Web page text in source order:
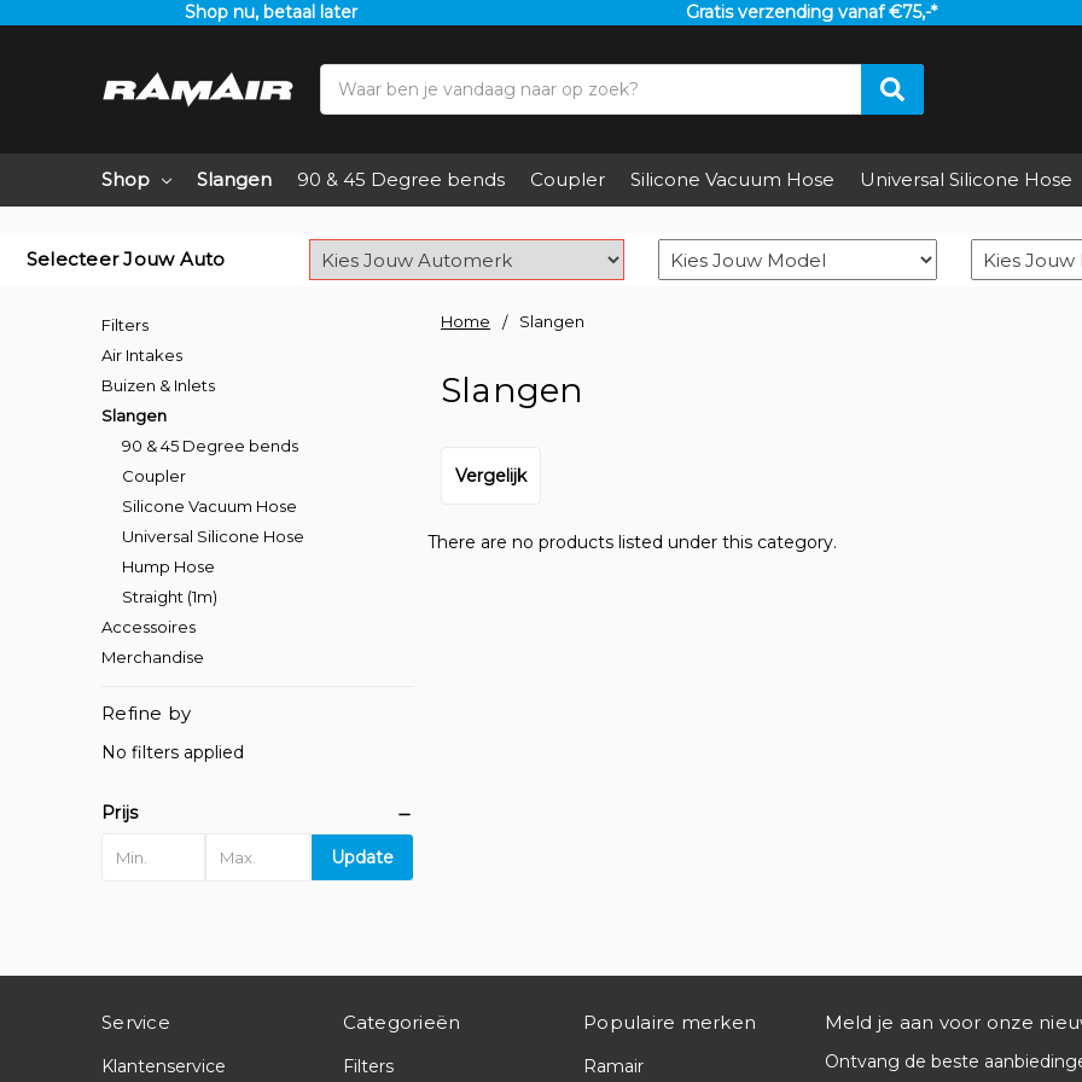
Shop nu, betaal later Gratis verzending vanaf €75,-*
Shop Slangen 90 & 45 Degree bends Coupler Silicone Vacuum Hose Universal Silicone Hose
Selecteer Jouw Auto
Home Slangen
Slangen
Filters
Air Intakes
Buizen & Inlets
Slangen
90 & 45 Degree bends
Coupler
Silicone Vacuum Hose
Universal Silicone Hose
Hump Hose
Straight (1m)
Accessoires
Merchandise
Refine by
No filters applied
Prijs
Update
Vergelijk
There are no products listed under this category.
Service
Klantenservice
Categorieën
Filters
Populaire merken
Ramair
Meld je aan voor onze
Ontvang de beste